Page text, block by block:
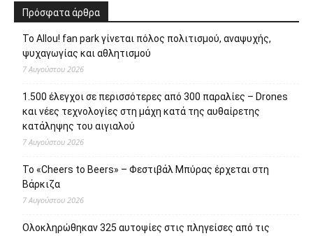
Πρόσφατα άρθρα
Το Allou! fan park γίνεται πόλος πολιτισμού, αναψυχής,
ψυχαγωγίας και αθλητισμού
7 Αυγούστου 2026
1.500 έλεγχοι σε περισσότερες από 300 παραλίες – Drones
και νέες τεχνολογίες στη μάχη κατά της αυθαίρετης
κατάληψης του αιγιαλού
7 Αυγούστου 2026
Το «Cheers to Beers» – Φεστιβάλ Μπύρας έρχεται στη
Βάρκιζα
7 Αυγούστου 2026
Ολοκληρώθηκαν 325 αυτοψίες στις πληγείσες από τις